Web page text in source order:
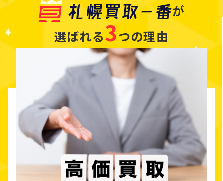
札幌買取一番
が
選ばれる3つの理由